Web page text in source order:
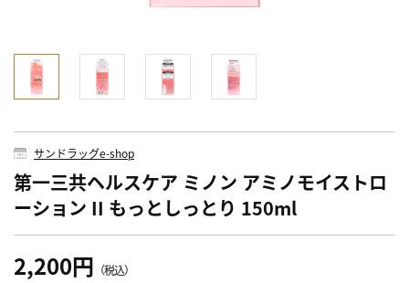
サンドラッグe-shop
第一三共ヘルスケア ミノン アミノモイストロ
ーション II もっとしっとり 150ml
2,200円 （税込）